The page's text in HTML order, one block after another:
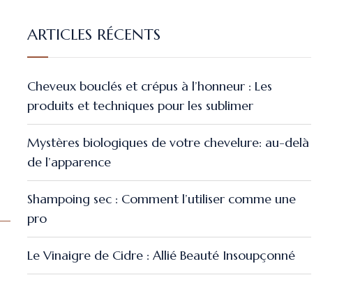
ARTICLES RÉCENTS
Cheveux bouclés et crépus à l’honneur : Les
produits et techniques pour les sublimer
Mystères biologiques de votre chevelure: au-delà
de l’apparence
Shampoing sec : Comment l’utiliser comme une
pro
Le Vinaigre de Cidre : Allié Beauté Insoupçonné